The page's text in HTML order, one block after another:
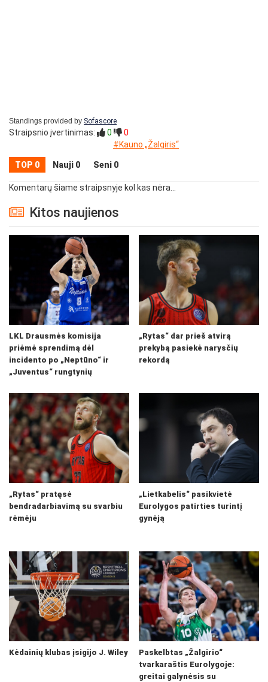
Standings provided by Sofascore
Straipsnio įvertinimas: 0
0
#Kauno „Žalgiris“
TOP 0 Nauji 0 Seni 0
Komentarų šiame straipsnyje kol kas nėra...
Kitos naujienos
LKL Drausmės komisija
priėmė sprendimą dėl
incidento po „Neptūno“ ir
„Juventus“ rungtynių
„Rytas“ dar prieš atvirą
prekybą pasiekė narysčių
rekordą
„Rytas“ pratęsė
bendradarbiavimą su svarbiu
rėmėju
„Lietkabelis“ pasikvietė
Eurolygos patirties turintį
gynėją
Kėdainių klubas įsigijo J. Wiley
Paskelbtas „Žalgirio“
tvarkaraštis Eurolygoje:
greitai galynėsis su